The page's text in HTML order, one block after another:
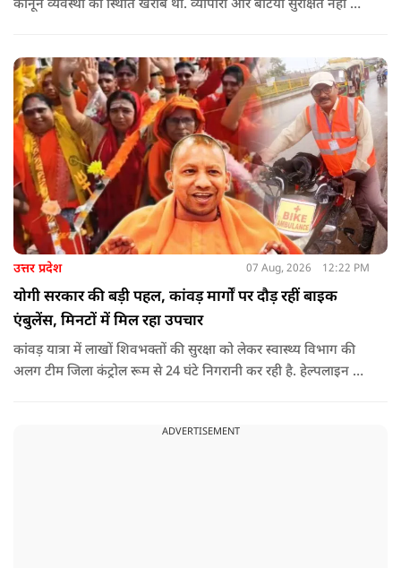
कानून व्यवस्था की स्थिति खराब थी. व्यापारी और बेटियां सुरक्षित नहीं थीं.
हस्तशिल्पियों को उठाना पड़ा.
उत्तर प्रदेश 07 Aug, 2026 12:22 PM
योगी सरकार की बड़ी पहल, कांवड़ मार्गों पर दौड़ रहीं बाइक
एंबुलेंस, मिनटों में मिल रहा उपचार
कांवड़ यात्रा में लाखों शिवभक्तों की सुरक्षा को लेकर स्वास्थ्य विभाग की
अलग टीम जिला कंट्रोल रूम से 24 घंटे निगरानी कर रही है. हेल्पलाइन पर
ADVERTISEMENT